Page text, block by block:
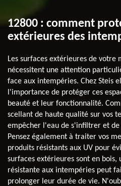
12800 : comment
extérieures des
Les surfaces extérieures de votre
nécessitent une attention
face aux intempéries. Chez Steis
l'importance de protéger ces
beauté et leur fonctionnalité.
scellant de haute qualité sur vos
empêcher l'eau de s'infiltrer et de
Pensez également à traiter vos
produits résistants aux UV pour
surfaces extérieures sont en
résistante aux intempéries peut
prolonger leur durée de vie.